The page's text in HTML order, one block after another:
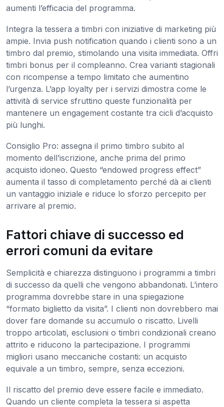
aumenti l’efficacia del programma.
Integra la tessera a timbri con iniziative di marketing più
ampie. Invia push notification quando i clienti sono a un
timbro dal premio, stimolando una visita immediata. Offri
timbri bonus per il compleanno. Crea varianti stagionali
con ricompense a tempo limitato che aumentino
l’urgenza. L’app loyalty per i servizi dimostra come le
attività di service sfruttino queste funzionalità per
mantenere un engagement costante tra cicli d’acquisto
più lunghi.
Consiglio Pro: assegna il primo timbro subito al
momento dell’iscrizione, anche prima del primo
acquisto idoneo. Questo “endowed progress effect”
aumenta il tasso di completamento perché dà ai clienti
un vantaggio iniziale e riduce lo sforzo percepito per
arrivare al premio.
Fattori chiave di successo ed
errori comuni da evitare
Semplicità e chiarezza distinguono i programmi a timbri
di successo da quelli che vengono abbandonati. L’intero
programma dovrebbe stare in una spiegazione
“formato biglietto da visita”. I clienti non dovrebbero mai
dover fare domande su accumulo o riscatto. Livelli
troppo articolati, esclusioni o timbri condizionali creano
attrito e riducono la partecipazione. I programmi
migliori usano meccaniche costanti: un acquisto
equivale a un timbro, sempre, senza eccezioni.
Il riscatto del premio deve essere facile e immediato.
Quando un cliente completa la tessera si aspetta